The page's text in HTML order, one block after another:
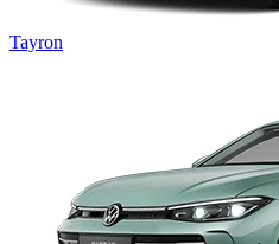
Tayron